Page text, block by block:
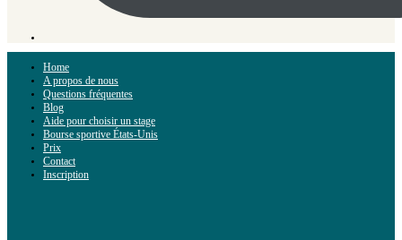
Home
A propos de nous
Questions fréquentes
Blog
Aide pour choisir un stage
Bourse sportive États-Unis
Prix
Contact
Inscription